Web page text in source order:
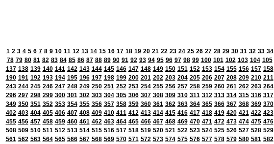
1 2 3 4 5 6 7 8 9 10 11 12 13 14 15 16 17 18 19 20 21 22 23 24 25 26 27 28 29 30 31 32 33 34
78 79 80 81 82 83 84 85 86 87 88 89 90 91 92 93 94 95 96 97 98 99 100 101 102 103 104 105
137 138 139 140 141 142 143 144 145 146 147 148 149 150 151 152 153 154 155 156 157 158
190 191 192 193 194 195 196 197 198 199 200 201 202 203 204 205 206 207 208 209 210 211
243 244 245 246 247 248 249 250 251 252 253 254 255 256 257 258 259 260 261 262 263 264
296 297 298 299 300 301 302 303 304 305 306 307 308 309 310 311 312 313 314 315 316 317
349 350 351 352 353 354 355 356 357 358 359 360 361 362 363 364 365 366 367 368 369 370
402 403 404 405 406 407 408 409 410 411 412 413 414 415 416 417 418 419 420 421 422 423
455 456 457 458 459 460 461 462 463 464 465 466 467 468 469 470 471 472 473 474 475 476
508 509 510 511 512 513 514 515 516 517 518 519 520 521 522 523 524 525 526 527 528 529
561 562 563 564 565 566 567 568 569 570 571 572 573 574 575 576 577 578 579 580 581 582